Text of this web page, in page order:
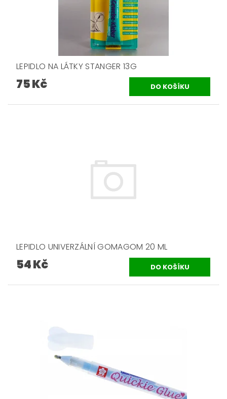
LEPIDLO NA LÁTKY STANGER 13G
75 Kč
LEPIDLO UNIVERZÁLNÍ GOMAGOM 20 ML
54 Kč